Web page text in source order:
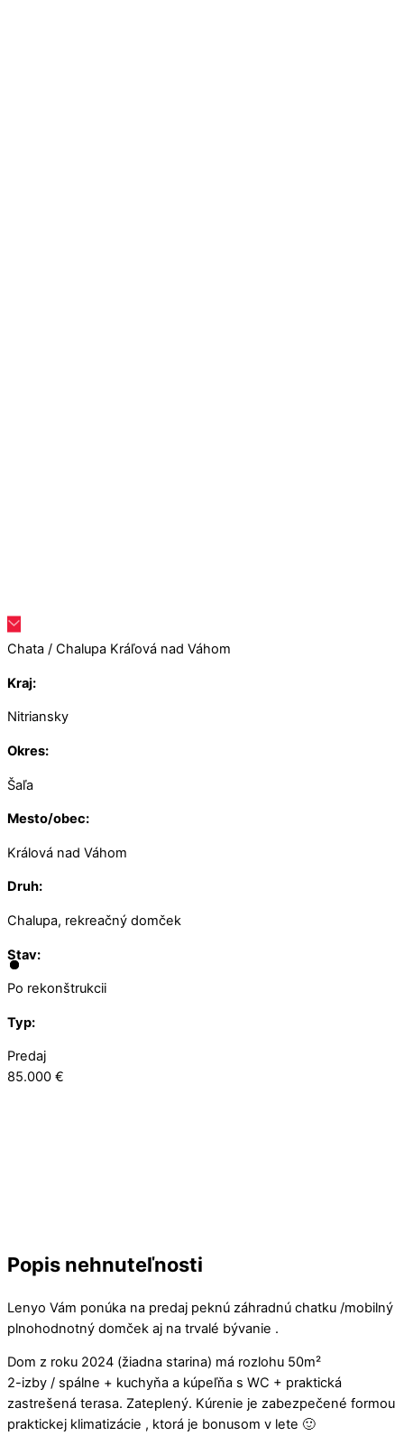
Chata / Chalupa Kráľová nad Váhom
Kraj:
Nitriansky
Okres:
Šaľa
Mesto/obec:
Králová nad Váhom
Druh:
Chalupa, rekreačný domček
Stav:
Po rekonštrukcii
Typ:
Predaj
85.000 €
Popis nehnuteľnosti
Lenyo Vám ponúka na predaj peknú záhradnú chatku /mobilný
plnohodnotný domček aj na trvalé bývanie .
Dom z roku 2024 (žiadna starina) má rozlohu 50m²
2-izby / spálne + kuchyňa a kúpeľňa s WC + praktická
zastrešená terasa. Zateplený. Kúrenie je zabezpečené formou
praktickej klimatizácie , ktorá je bonusom v lete 🙂